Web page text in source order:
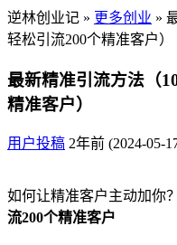
逆林创业记 » 更多创业 »
轻松引流200个精准客户）
最新精准引流方法（
精准客户）
用户投稿 2年前 (2024-05-
如何让精准客户主动加你
流200个精准客户